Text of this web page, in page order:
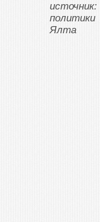
политики
Ялта